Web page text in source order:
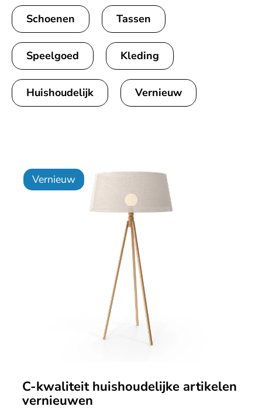
Schoenen Tassen
Speelgoed Kleding
Huishoudelijk Vernieuw
Vernieuw
C-kwaliteit huishoudelijke artikelen
vernieuwen